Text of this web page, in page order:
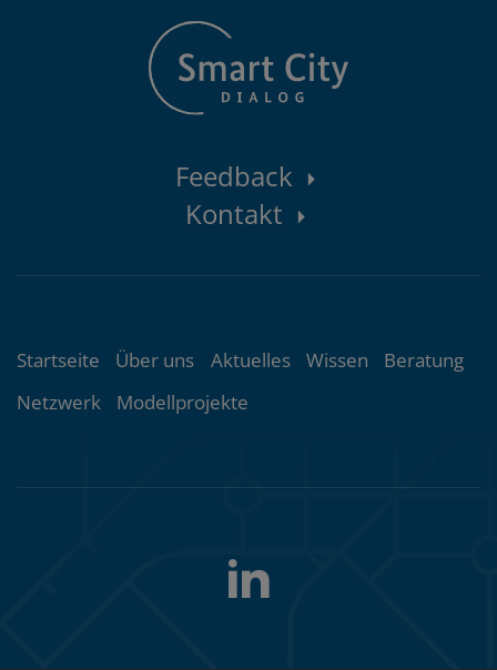
Kontaktbereich
Feedback
Kontakt
Themenübersicht
Startseite Über uns Aktuelles Wissen
Beratung
Netzwerk
Modellprojekte
Folgen
LinkedIn